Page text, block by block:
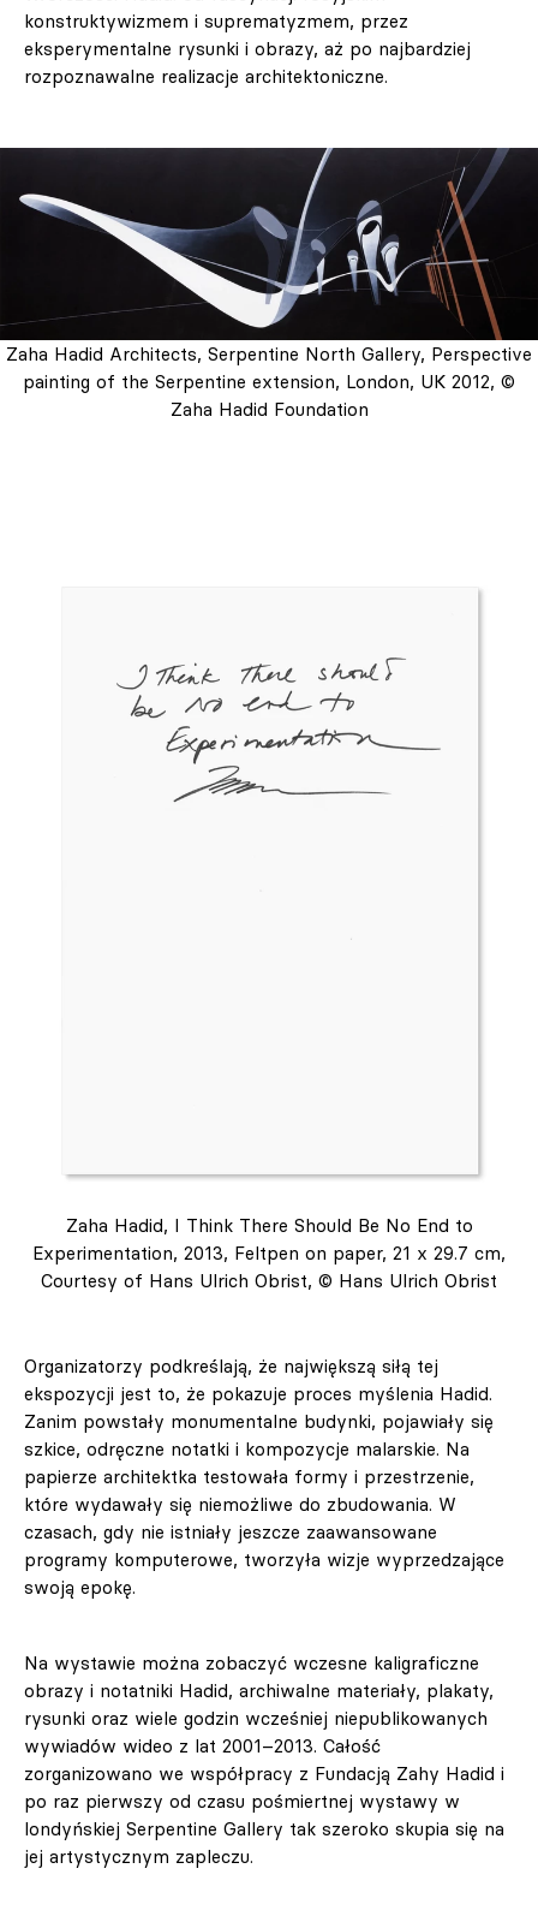
konstruktywizmem i suprematyzmem, przez
eksperymentalne rysunki i obrazy, aż po najbardziej
rozpoznawalne realizacje architektoniczne.
Zaha Hadid Architects, Serpentine North Gallery, Perspective
painting of the Serpentine extension, London, UK 2012, ©
Zaha Hadid Foundation
Zaha Hadid, I Think There Should Be No End to
Experimentation, 2013, Feltpen on paper, 21 x 29.7 cm,
Courtesy of Hans Ulrich Obrist, © Hans Ulrich Obrist
Organizatorzy podkreślają, że największą siłą tej
ekspozycji jest to, że pokazuje proces myślenia Hadid.
Zanim powstały monumentalne budynki, pojawiały się
szkice, odręczne notatki i kompozycje malarskie. Na
papierze architektka testowała formy i przestrzenie,
które wydawały się niemożliwe do zbudowania. W
czasach, gdy nie istniały jeszcze zaawansowane
programy komputerowe, tworzyła wizje wyprzedzające
swoją epokę.
Na wystawie można zobaczyć wczesne kaligraficzne
obrazy i notatniki Hadid, archiwalne materiały, plakaty,
rysunki oraz wiele godzin wcześniej niepublikowanych
wywiadów wideo z lat 2001–2013. Całość
zorganizowano we współpracy z Fundacją Zahy Hadid i
po raz pierwszy od czasu pośmiertnej wystawy w
londyńskiej Serpentine Gallery tak szeroko skupia się na
jej artystycznym zapleczu.